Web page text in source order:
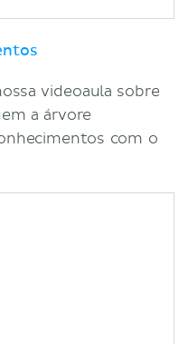
videoaula sobre
a árvore
com o